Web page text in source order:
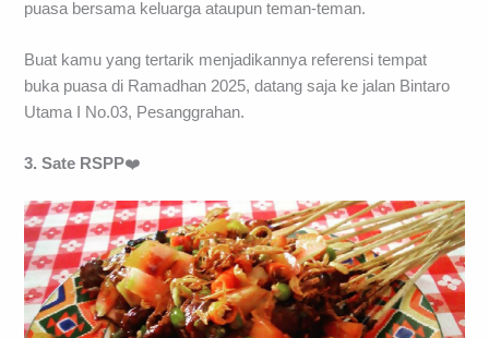
puasa bersama keluarga ataupun teman-teman.
Buat kamu yang tertarik menjadikannya referensi tempat
buka puasa di Ramadhan 2025, datang saja ke jalan Bintaro
Utama I No.03, Pesanggrahan.
3. Sate RSPP❤️